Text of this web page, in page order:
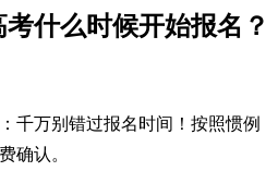
什么时候开始报名？
千万别错过报名时间！按照惯
确认。